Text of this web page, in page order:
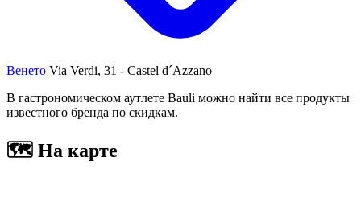
Венето Via Verdi, 31 - Castel d´Azzano
В гастрономическом аутлете Bauli можно найти все продукты
известного бренда по скидкам.
🗺 На карте